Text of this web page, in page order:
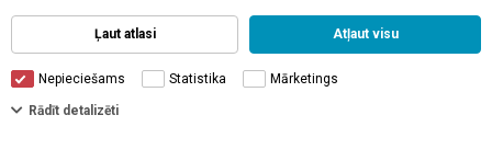
Ļaut atlasi Atļaut visu
Nepieciešams Statistika Mārketings
Rādīt detalizēti